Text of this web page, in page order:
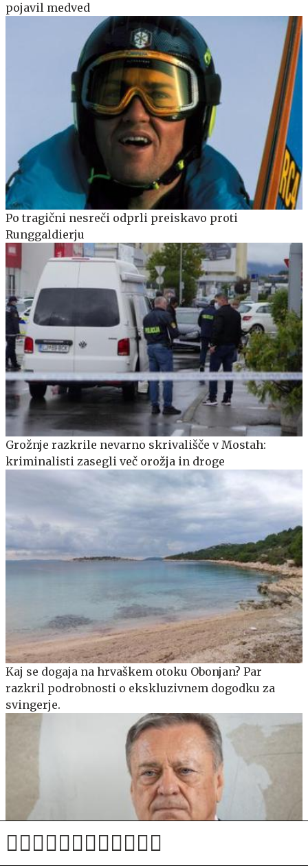
pojavil medved
Po tragični nesreči odprli preiskavo proti
Runggaldierju
Grožnje razkrile nevarno skrivališče v Mostah:
kriminalisti zasegli več orožja in droge
Kaj se dogaja na hrvaškem otoku Obonjan? Par
razkril podrobnosti o ekskluzivnem dogodku za
svingerje.